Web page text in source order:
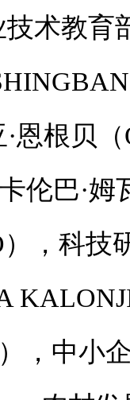
术教育
恩根贝
伦巴·
，科技
，中小